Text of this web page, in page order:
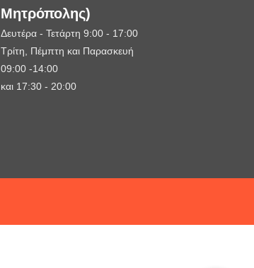
Μητρόπολης)
Δευτέρα - Τετάρτη 9:00 - 17:00
Τρίτη, Πέμπτη και Παρασκευή
09:00 -14:00
και 17:30 - 20:00